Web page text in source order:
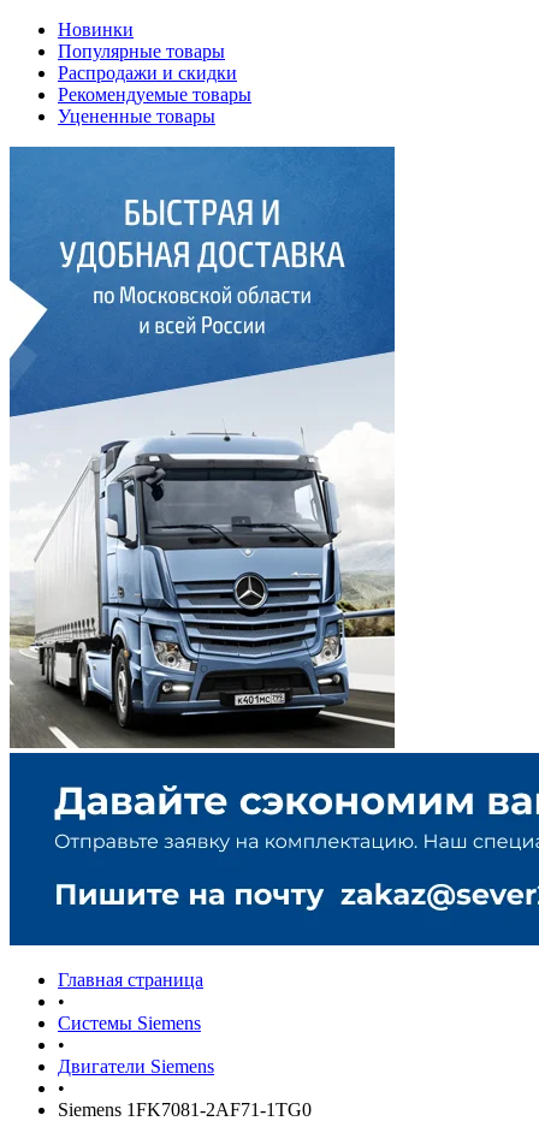
Новинки
Популярные товары
Распродажи и скидки
Рекомендуемые товары
Уцененные товары
Главная страница
•
Системы Siemens
•
Двигатели Siemens
•
Siemens 1FK7081-2AF71-1TG0